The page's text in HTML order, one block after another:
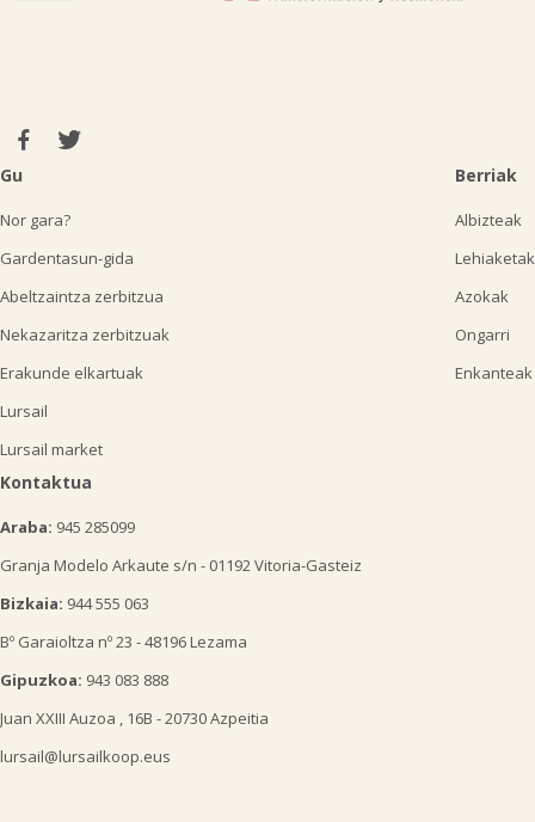
Gu
Nor gara?
Gardentasun-gida
Abeltzaintza zerbitzua
Nekazaritza zerbitzuak
Erakunde elkartuak
Lursail
Lursail market
Berriak
Albizteak
Lehiaketak
Azokak
Ongarri
Enkanteak
Kontaktua
Araba: 945 285099
Granja Modelo Arkaute s/n - 01192 Vitoria-Gasteiz
Bizkaia: 944 555 063
Bº Garaioltza nº 23 - 48196 Lezama
Gipuzkoa: 943 083 888
Juan XXIII Auzoa , 16B - 20730 Azpeitia
lursail@lursailkoop.eus